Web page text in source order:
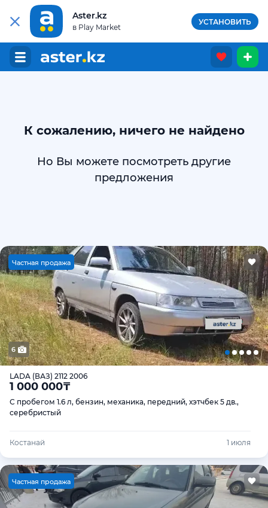
Aster.kz
в Play Market
УСТАНОВИТЬ
К сожалению, ничего не найдено
Но Вы можете посмотреть другие
предложения
Частная продажа
6
LADA (ВАЗ) 2112 2006
1 000 000₸
С пробегом 1.6 л, бензин, механика, передний, хэтчбек 5 дв.,
серебристый
Костанай 1 июля
Частная продажа